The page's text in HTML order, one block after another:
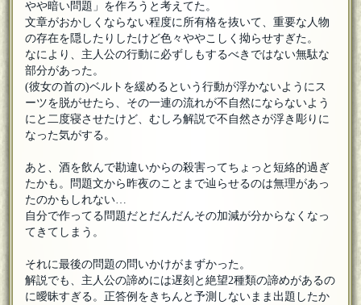
やや暗い問題」を作ろうと考えてた。
文章がおかしくならない程度に所有格を抜いて、重要な人物
の存在を隠したりしたけど色々ややこしく拗らせすぎた。
なにより、主人公の行動に必ずしもするべきではない無駄な
部分があった。
(彼女の首の)ベルトを緩めるという行動が浮かないようにス
ーツを脱がせたら、その一連の流れが不自然にならないよう
にと二度寝させたけど、むしろ解説で不自然さが浮き彫りに
なった気がする。
あと、酒を飲んで勘違いからの殺害ってちょっと短絡的過ぎ
たかも。問題文から昨夜のことまで辿らせるのは無理があっ
たのかもしれない…
自分で作ってる問題だとだんだんその加減が分からなくなっ
てきてしまう。
それに最後の問題の問いかけがまずかった。
解説でも、主人公の諦めには遅刻と絶望2種類の諦めがあるの
に曖昧すぎる。正答例をきちんと予測しないまま出題したか